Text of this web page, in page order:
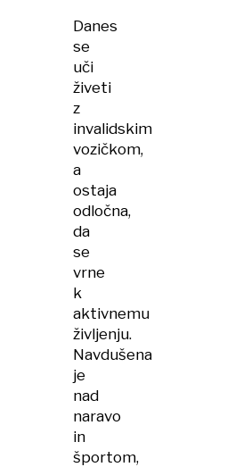
Danes
se
uči
živeti
z
invalidskim
vozičkom,
a
ostaja
odločna,
da
se
vrne
k
aktivnemu
življenju.
Navdušena
je
nad
naravo
in
športom,